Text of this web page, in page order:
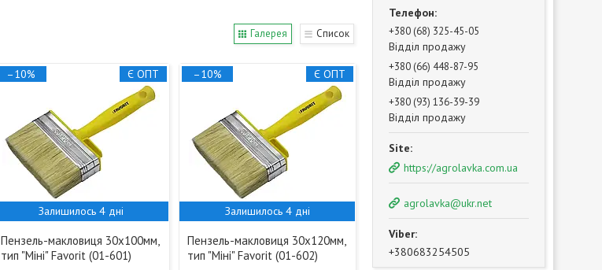
Галерея Список
–10%
Залишилось 4 дні
Є ОПТ
Пензель-макловиця 30х100мм,
тип "Міні" Favorit (01-601)
–10%
Залишилось 4 дні
Є ОПТ
Пензель-макловиця 30х120мм,
тип "Міні" Favorit (01-602)
+380 (68) 325-45-05
Відділ продажу
+380 (66) 448-87-95
Відділ продажу
+380 (93) 136-39-39
Відділ продажу
https://agrolavka.com.ua
agrolavka@ukr.net
+380683254505